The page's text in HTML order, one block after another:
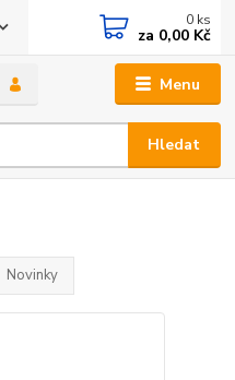
Menu
Hledat
0 ks
za 0,00 Kč
Novinky